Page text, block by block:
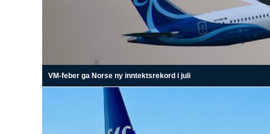
VM-feber ga Norse ny inntektsrekord i juli